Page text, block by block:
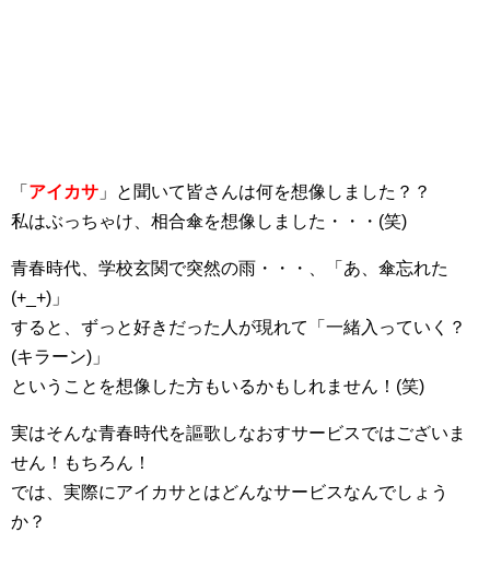
「 アイカサ 」と聞いて皆さんは何を想像しました？？
私はぶっちゃけ、相合傘を想像しました・・・(笑)
青春時代、学校玄関で突然の雨・・・、「あ、傘忘れた
(+_+)」
すると、ずっと好きだった人が現れて「一緒入っていく？
(キラーン)」
ということを想像した方もいるかもしれません！(笑)
実はそんな青春時代を謳歌しなおすサービスではございま
せん！もちろん！
では、実際にアイカサとはどんなサービスなんでしょう
か？